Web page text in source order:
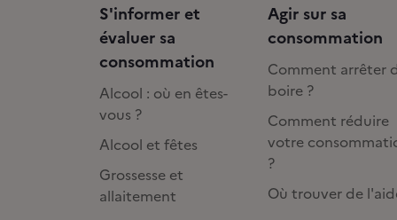
S'informer et
évaluer sa
consommation
Alcool : où en êtes-
vous ?
Alcool et fêtes
Grossesse et
allaitement
Agir sur sa
consommation
Comment arrêter
boire ?
Comment réduire
votre
?
Où trouver de